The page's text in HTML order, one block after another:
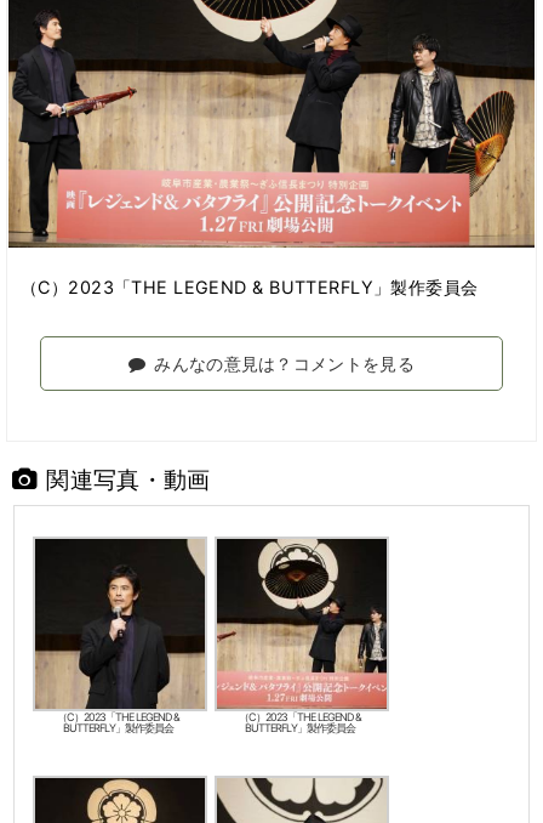
（C）2023「THE LEGEND & BUTTERFLY」製作委員会
みんなの意見は？コメントを見る
関連写真・動画
（C）2023「THE LEGEND &
BUTTERFLY」製作委員会
（C）2023「THE LEGEND &
BUTTERFLY」製作委員会